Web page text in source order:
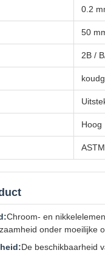
0.2
50
2B /
Hoog
Chroom- en
onder moeilijke
De beschikbaarheid